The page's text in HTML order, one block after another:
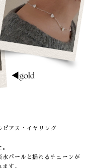
アス・イヤリング
パールと揺れるチェーンが
す。